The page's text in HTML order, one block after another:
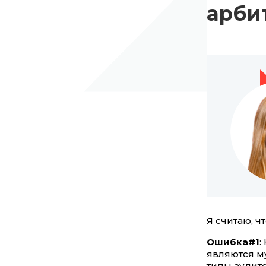
Я считаю,
Ошибка#1:
являются